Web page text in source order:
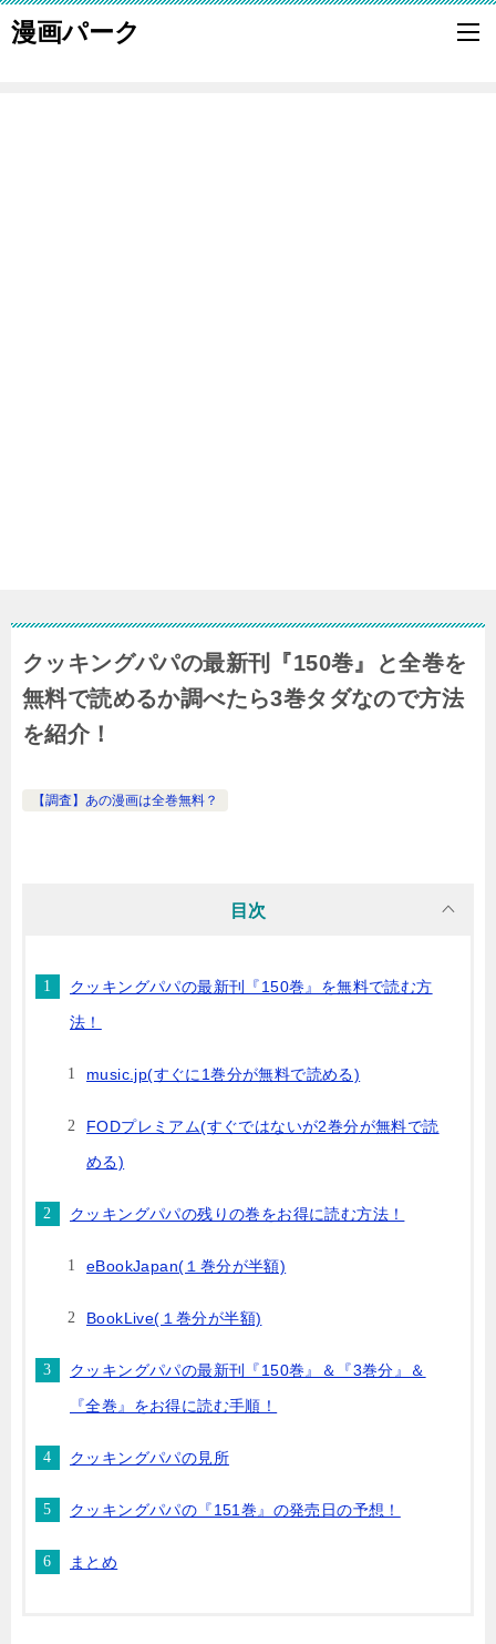
漫画パーク
クッキングパパの最新刊『150巻』と全巻を
無料で読めるか調べたら3巻タダなので方法
を紹介！
【調査】あの漫画は全巻無料？
目次
クッキングパパの最新刊『150巻』を無料で読む方
法！
music.jp(すぐに1巻分が無料で読める)
FODプレミアム(すぐではないが2巻分が無料で読
める)
クッキングパパの残りの巻をお得に読む方法！
eBookJapan(１巻分が半額)
BookLive(１巻分が半額)
クッキングパパの最新刊『150巻』＆『3巻分』＆
『全巻』をお得に読む手順！
クッキングパパの見所
クッキングパパの『151巻』の発売日の予想！
まとめ